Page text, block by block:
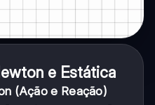
e Estática
(Ação e Reação)